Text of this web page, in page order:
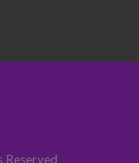
Reserved